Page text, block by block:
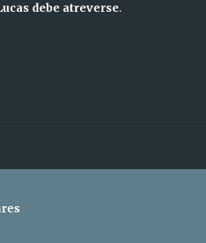
debe atreverse.